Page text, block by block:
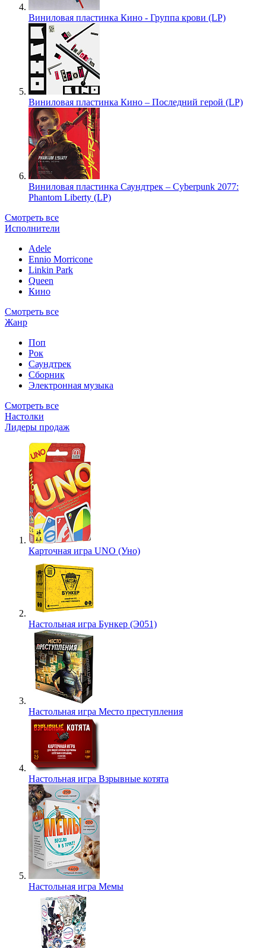
Виниловая пластинка Кино - Группа крови (LP)
Виниловая пластинка Кино – Последний герой (LP)
Виниловая пластинка Саундтрек – Cyberpunk 2077:
Phantom Liberty (LP)
Смотреть все
Исполнители
Adele
Ennio Morricone
Linkin Park
Queen
Кино
Смотреть все
Жанр
Поп
Рок
Саундтрек
Сборник
Электронная музыка
Смотреть все
Настолки
Лидеры продаж
Карточная игра UNO (Уно)
Настольная игра Бункер (Э051)
Настольная игра Место преступления
Настольная игра Взрывные котята
Настольная игра Мемы